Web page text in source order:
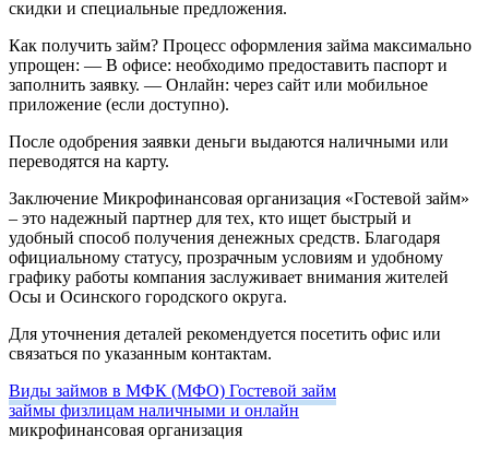
скидки и специальные предложения.
Как получить займ? Процесс оформления займа максимально
упрощен: — В офисе: необходимо предоставить паспорт и
заполнить заявку. — Онлайн: через сайт или мобильное
приложение (если доступно).
После одобрения заявки деньги выдаются наличными или
переводятся на карту.
Заключение Микрофинансовая организация «Гостевой займ»
– это надежный партнер для тех, кто ищет быстрый и
удобный способ получения денежных средств. Благодаря
официальному статусу, прозрачным условиям и удобному
графику работы компания заслуживает внимания жителей
Осы и Осинского городского округа.
Для уточнения деталей рекомендуется посетить офис или
связаться по указанным контактам.
Виды займов в МФК (МФО) Гостевой займ
займы физлицам наличными и онлайн
микрофинансовая организация